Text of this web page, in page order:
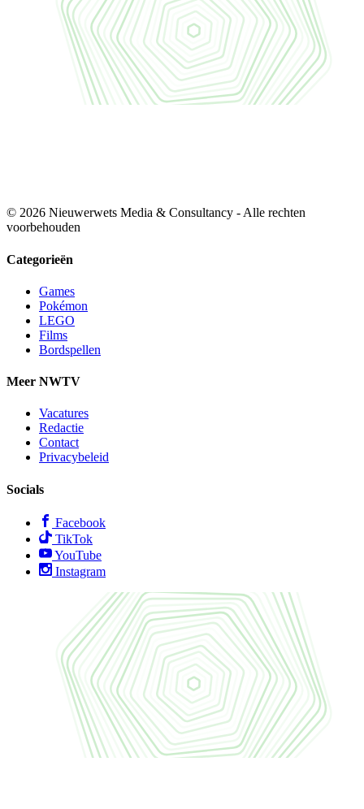
© 2026 Nieuwerwets Media & Consultancy - Alle rechten
voorbehouden
Categorieën
Games
Pokémon
LEGO
Films
Bordspellen
Meer NWTV
Vacatures
Redactie
Contact
Privacybeleid
Socials
Facebook
TikTok
YouTube
Instagram